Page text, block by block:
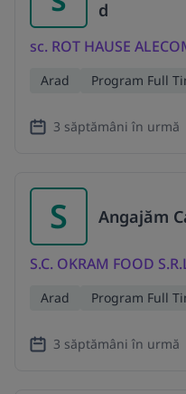
d
sc. ROT HAUSE
Arad Program Full
3 săptămâni în urmă
S Angajăm
S.C. OKRAM FOOD
Arad Program Full
3 săptămâni în urmă